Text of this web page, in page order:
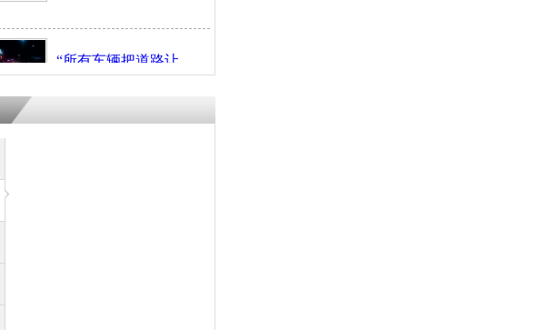
“所有车辆把道路让
开！”儿童突发疾病交